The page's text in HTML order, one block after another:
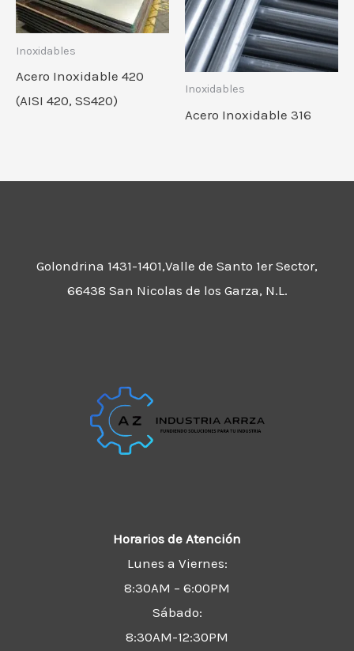
Inoxidables
Acero Inoxidable 420
(AISI 420, SS420)
Inoxidables
Acero Inoxidable 316
Golondrina 1431-1401,Valle de Santo 1er Sector,
66438 San Nicolas de los Garza, N.L.
Horarios de Atención
Lunes a Viernes:
8:30AM – 6:00PM
Sábado:
8:30AM-12:30PM